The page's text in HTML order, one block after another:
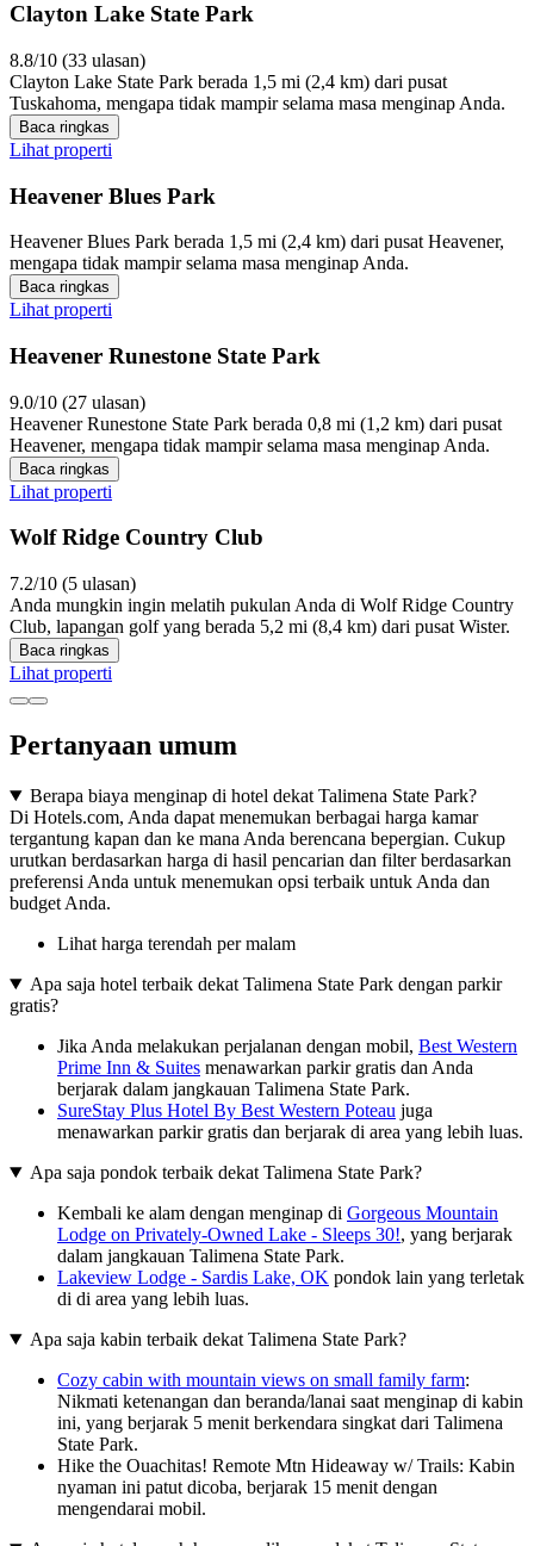
Clayton Lake State Park
8.8/10 (33 ulasan)
Clayton Lake State Park berada 1,5 mi (2,4 km) dari pusat
Tuskahoma, mengapa tidak mampir selama masa menginap Anda.
Baca ringkas
Lihat properti
Heavener Blues Park
Heavener Blues Park berada 1,5 mi (2,4 km) dari pusat Heavener,
mengapa tidak mampir selama masa menginap Anda.
Baca ringkas
Lihat properti
Heavener Runestone State Park
9.0/10 (27 ulasan)
Heavener Runestone State Park berada 0,8 mi (1,2 km) dari pusat
Heavener, mengapa tidak mampir selama masa menginap Anda.
Baca ringkas
Lihat properti
Wolf Ridge Country Club
7.2/10 (5 ulasan)
Anda mungkin ingin melatih pukulan Anda di Wolf Ridge Country
Club, lapangan golf yang berada 5,2 mi (8,4 km) dari pusat Wister.
Baca ringkas
Lihat properti
Pertanyaan umum
Berapa biaya menginap di hotel dekat Talimena State Park?
Di Hotels.com, Anda dapat menemukan berbagai harga kamar
tergantung kapan dan ke mana Anda berencana bepergian. Cukup
urutkan berdasarkan harga di hasil pencarian dan filter berdasarkan
preferensi Anda untuk menemukan opsi terbaik untuk Anda dan
budget Anda.
Lihat harga terendah per malam
Apa saja hotel terbaik dekat Talimena State Park dengan parkir
gratis?
Jika Anda melakukan perjalanan dengan mobil, Best Western
Prime Inn & Suites menawarkan parkir gratis dan Anda
berjarak dalam jangkauan Talimena State Park.
SureStay Plus Hotel By Best Western Poteau juga
menawarkan parkir gratis dan berjarak di area yang lebih luas.
Apa saja pondok terbaik dekat Talimena State Park?
Kembali ke alam dengan menginap di Gorgeous Mountain
Lodge on Privately-Owned Lake - Sleeps 30!, yang berjarak
dalam jangkauan Talimena State Park.
Lakeview Lodge - Sardis Lake, OK pondok lain yang terletak
di di area yang lebih luas.
Apa saja kabin terbaik dekat Talimena State Park?
Cozy cabin with mountain views on small family farm:
Nikmati ketenangan dan beranda/lanai saat menginap di kabin
ini, yang berjarak 5 menit berkendara singkat dari Talimena
State Park.
Hike the Ouachitas! Remote Mtn Hideaway w/ Trails: Kabin
nyaman ini patut dicoba, berjarak 15 menit dengan
mengendarai mobil.